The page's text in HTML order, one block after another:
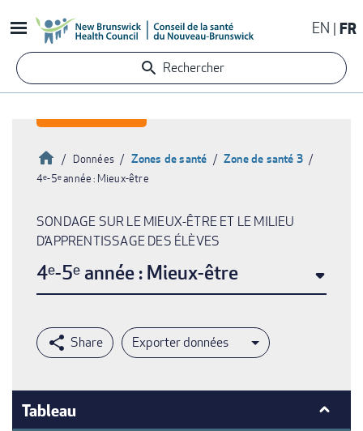
au
contenu
principal
EN FR
Rechercher
d'Ariane
Accueil
Données Zones de santé Zone de santé 3
4ᵉ-5ᵉ année : Mieux-être
SONDAGE SUR LE MIEUX-ÊTRE ET LE MILIEU
D’APPRENTISSAGE DES ÉLÈVES
4ᵉ-5ᵉ année : Mieux-être
Exporter données
Tableau